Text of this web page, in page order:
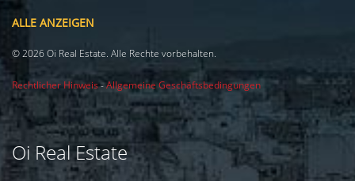
ALLE ANZEIGEN
© 2026 Oi Real Estate. Alle Rechte vorbehalten.
Rechtlicher Hinweis-Allgemeine Geschäftsbedingungen
Oi Real Estate